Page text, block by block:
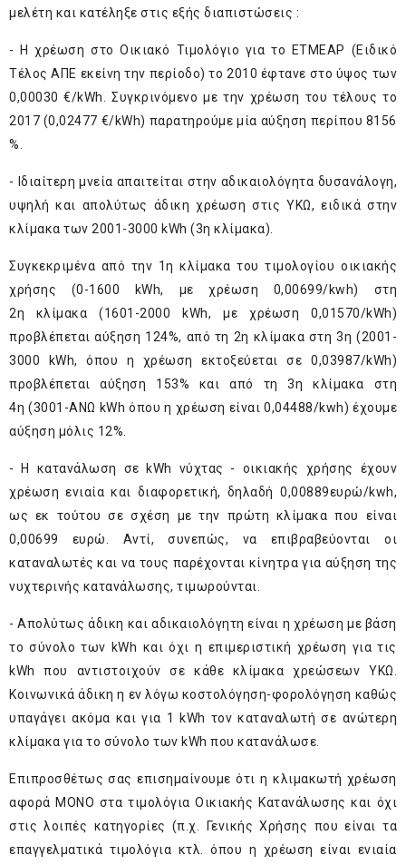
μελέτη και κατέληξε στις εξής διαπιστώσεις :
- Η χρέωση στο Οικιακό Τιμολόγιο για το ΕΤΜΕΑΡ (Ειδικό
Τέλος ΑΠΕ εκείνη την περίοδο) το 2010 έφτανε στο ύψος των
0,00030 €/kWh. Συγκρινόμενο με την χρέωση του τέλους το
2017 (0,02477 €/kWh) παρατηρούμε μία αύξηση περίπου 8156
%.
- Ιδιαίτερη μνεία απαιτείται στην αδικαιολόγητα δυσανάλογη,
υψηλή και απολύτως άδικη χρέωση στις ΥΚΩ, ειδικά στην
κλίμακα των 2001-3000 kWh (3η κλίμακα).
Συγκεκριμένα από την 1η κλίμακα του τιμολογίου οικιακής
χρήσης (0-1600 kWh, με χρέωση 0,00699/kwh) στη
2η κλίμακα (1601-2000 kWh, με χρέωση 0,01570/kWh)
προβλέπεται αύξηση 124%, από τη 2η κλίμακα στη 3η (2001-
3000 kWh, όπου η χρέωση εκτοξεύεται σε 0,03987/kWh)
προβλέπεται αύξηση 153% και από τη 3η κλίμακα στη
4η (3001-ΑΝΩ kWh όπου η χρέωση είναι 0,04488/kwh) έχουμε
αύξηση μόλις 12%.
- Η κατανάλωση σε kWh νύχτας - οικιακής χρήσης έχουν
χρέωση ενιαία και διαφορετική, δηλαδή 0,00889ευρώ/kwh,
ως εκ τούτου σε σχέση με την πρώτη κλίμακα που είναι
0,00699 ευρώ. Αντί, συνεπώς, να επιβραβεύονται οι
καταναλωτές και να τους παρέχονται κίνητρα για αύξηση της
νυχτερινής κατανάλωσης, τιμωρούνται.
- Απολύτως άδικη και αδικαιολόγητη είναι η χρέωση με βάση
το σύνολο των kWh και όχι η επιμεριστική χρέωση για τις
kWh που αντιστοιχούν σε κάθε κλίμακα χρεώσεων ΥΚΩ.
Κοινωνικά άδικη η εν λόγω κοστολόγηση-φορολόγηση καθώς
υπαγάγει ακόμα και για 1 kWh τον καταναλωτή σε ανώτερη
κλίμακα για το σύνολο των kWh που κατανάλωσε.
Επιπροσθέτως σας επισημαίνουμε ότι η κλιμακωτή χρέωση
αφορά ΜΟΝΟ στα τιμολόγια Οικιακής Κατανάλωσης και όχι
στις λοιπές κατηγορίες (π.χ. Γενικής Χρήσης που είναι τα
επαγγελματικά τιμολόγια κτλ. όπου η χρέωση είναι ενιαία